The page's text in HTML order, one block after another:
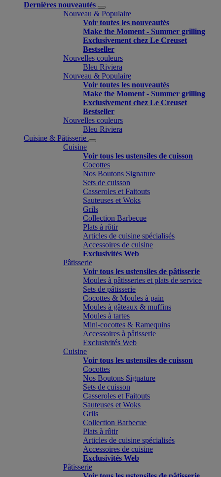
Dernières nouveautés
Nouveau & Populaire
Voir toutes les nouveautés
Make the Moment - Summer grilling
Exclusivement chez Le Creuset
Bestseller
Nouvelles couleurs
Bleu Riviera
Nouveau & Populaire
Voir toutes les nouveautés
Make the Moment - Summer grilling
Exclusivement chez Le Creuset
Bestseller
Nouvelles couleurs
Bleu Riviera
Cuisine & Pâtisserie
Cuisine
Voir tous les ustensiles de cuisson
Cocottes
Nos Boutons Signature
Sets de cuisson
Casseroles et Faitouts
Sauteuses et Woks
Grils
Collection Barbecue
Plats à rôtir
Articles de cuisine spécialisés
Accessoires de cuisine
Exclusivités Web
Pâtisserie
Voir tous les ustensiles de pâtisserie
Moules à pâtisseries et plats de service
Sets de pâtisserie
Cocottes & Moules à pain
Moules à gâteaux & muffins
Moules à tartes
Mini-cocottes & Ramequins
Accessoires à pâtisserie
Exclusivités Web
Cuisine
Voir tous les ustensiles de cuisson
Cocottes
Nos Boutons Signature
Sets de cuisson
Casseroles et Faitouts
Sauteuses et Woks
Grils
Collection Barbecue
Plats à rôtir
Articles de cuisine spécialisés
Accessoires de cuisine
Exclusivités Web
Pâtisserie